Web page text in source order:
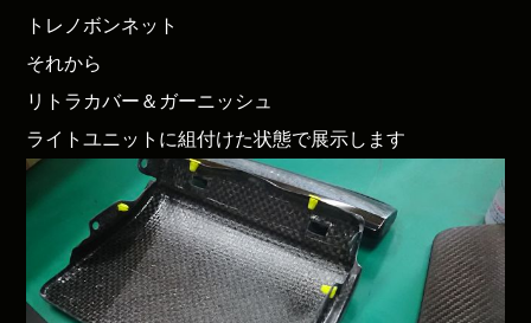
トレノボンネット
それから
リトラカバー＆ガーニッシュ
ライトユニットに組付けた状態で展示します